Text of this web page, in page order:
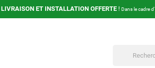
LIVRAISON ET INSTALLATION OFFERTE ! Dans le cadre